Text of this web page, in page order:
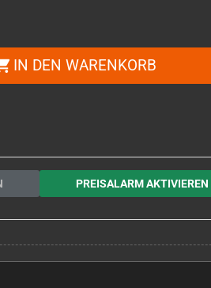
IN DEN WARENKORB
PREISALARM AKTIVIEREN